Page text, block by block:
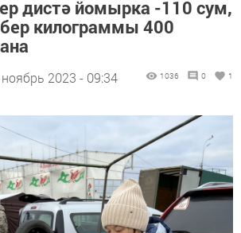
дистә йомырка -110 сум,
килограммы 400
2023 - 09:34 1036 0 1